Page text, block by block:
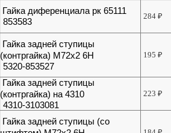
Гайка диференциала рк 65111
853583
284₽
Гайка задней ступицы
(контргайка) М72х2 6Н
5320-853527
195₽
Гайка задней ступицы
(контргайка) на 4310
4310-3103081
223₽
Гайка задней ступицы (со